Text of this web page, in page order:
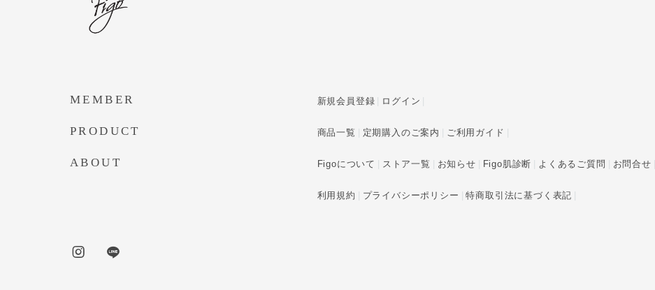
MEMBER 新規会員登録 ログイン
PRODUCT 商品一覧 定期購入のご案内 ご利用ガイド
ABOUT Figoについて ストア一覧 お知らせ Figo肌診断 よくあるご質問 お問合せ
利用規約 プライバシーポリシー 特商取引法に基づく表記